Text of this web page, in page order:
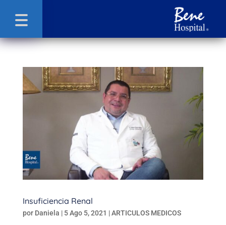
Insuficiencia Renal
por Daniela | 5 Ago 5, 2021 |ARTICULOS MEDICOS